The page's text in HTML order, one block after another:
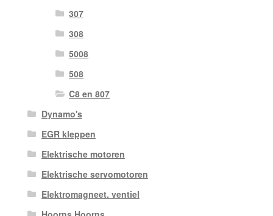
307
308
5008
508
C8 en 807
Dynamo's
EGR kleppen
Elektrische motoren
Elektrische servomotoren
Elektromagneet. ventiel